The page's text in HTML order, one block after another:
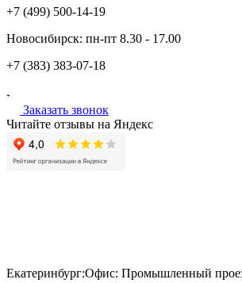
+7 (499) 500-14-19
Новосибирск: пн-пт 8.30 - 17.00
+7 (383) 383-07-18
Заказать звонок
Читайте отзывы на Яндекс
Екатеринбург:Офис: Промышленный